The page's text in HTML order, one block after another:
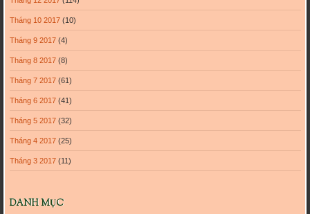
Tháng 10 2017(10)
Tháng 9 2017(4)
Tháng 8 2017(8)
Tháng 7 2017(61)
Tháng 6 2017(41)
Tháng 5 2017(32)
Tháng 4 2017(25)
Tháng 3 2017(11)
DANH MỤC